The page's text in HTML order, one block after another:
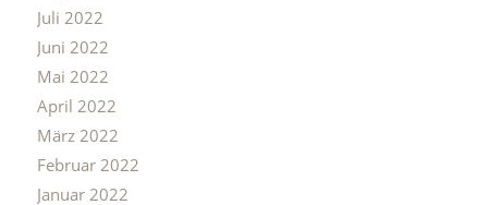
Juli 2022
Juni 2022
Mai 2022
April 2022
März 2022
Februar 2022
Januar 2022